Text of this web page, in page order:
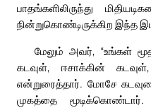
பாதங்களிலிருந்து
நின்றுகொண்டிருக்கிற இந்த
மேலும் அவர், “உங்கள்
கடவுள், ஈசாக்கின்
என்றுரைத்தார். மோசே
முகத்தை